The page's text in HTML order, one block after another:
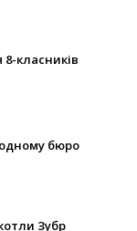
8-класників
бюро
Зубр